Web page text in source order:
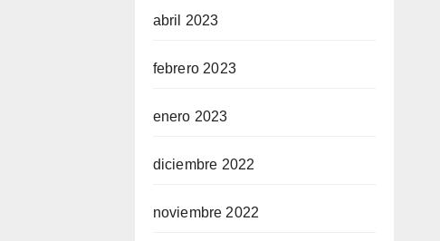
abril 2023
febrero 2023
enero 2023
diciembre 2022
noviembre 2022